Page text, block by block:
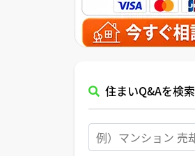
住まいQ&Aを検索